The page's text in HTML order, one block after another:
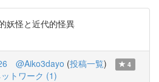
妖怪と近代的怪異
@Aiko3dayo (投稿一覧)
4
トワーク (1)